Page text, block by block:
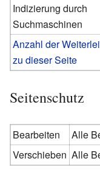
Indizierung durch
Suchmaschinen
Anzahl der
zu dieser Seite
Seitenschutz
Bearbeiten
Alle
Verschieben Alle